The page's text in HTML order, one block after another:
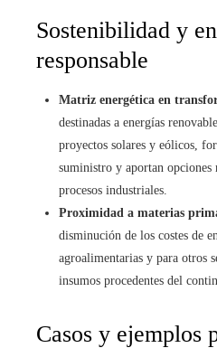
Sostenibilidad y
responsable
Matriz energética en
destinadas a energías
proyectos solares y eólicos,
suministro y aportan opciones
procesos industriales.
Proximidad a materias
disminución de los costes de
agroalimentarias y para otros
insumos procedentes del
Casos y ejemplos